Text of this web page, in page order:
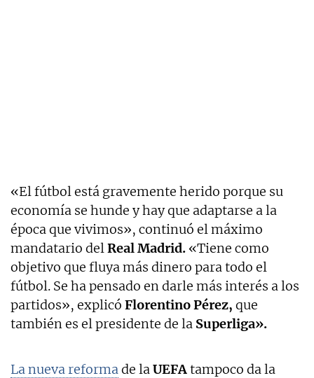
«El fútbol está gravemente herido porque su
economía se hunde y hay que adaptarse a la
época que vivimos», continuó el máximo
mandatario delReal Madrid. «Tiene como
objetivo que fluya más dinero para todo el
fútbol. Se ha pensado en darle más interés a los
partidos», explicó Florentino Pérez, que
también es el presidente de la Superliga».
La nueva reformade laUEFAtampoco da la